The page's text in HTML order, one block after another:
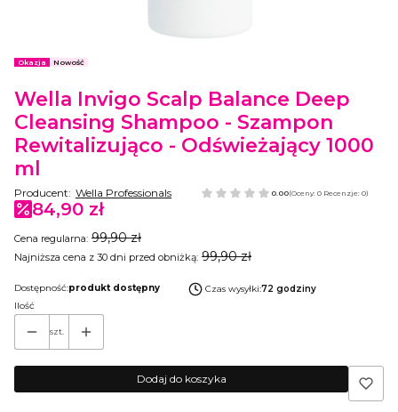
Etykiety
Okazja Nowość
Wella Invigo Scalp Balance Deep
Cleansing Shampoo - Szampon
Rewitalizująco - Odświeżający 1000
ml
Producent: Wella Professionals 0.00(Oceny: 0 Recenzje: 0)
84,90 zł
Cena regularna: 99,90 zł
Najniższa cena z 30 dni przed obniżką: 99,90 zł
Dostępność:produkt dostępny Czas wysyłki:72 godziny
Ilość
szt.
Dodaj do koszyka